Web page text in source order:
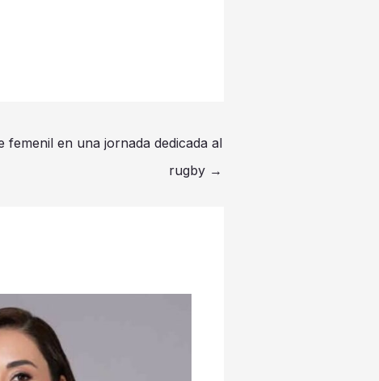
femenil en una jornada dedicada al
rugby →